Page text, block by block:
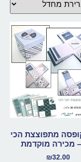
מתפוצצת הכי
מכירה מוקדמת
₪32.00